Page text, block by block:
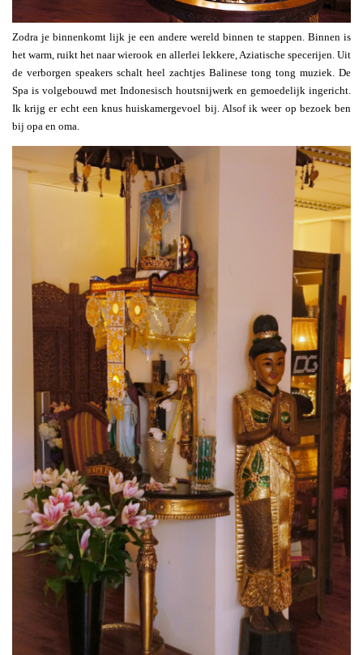
Zodra je binnenkomt lijk je een andere wereld binnen te stappen. Binnen is
het warm, ruikt het naar wierook en allerlei lekkere, Aziatische specerijen. Uit
de verborgen speakers schalt heel zachtjes Balinese tong tong muziek. De
Spa is volgebouwd met Indonesisch houtsnijwerk en gemoedelijk ingericht.
Ik krijg er echt een knus huiskamergevoel bij. Alsof ik weer op bezoek ben
bij opa en oma.